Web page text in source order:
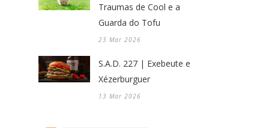
Traumas de Cool e a
Guarda do Tofu
23 Mar 2026
S.A.D. 227 | Exebeute e
Xézerburguer
13 Mar 2026